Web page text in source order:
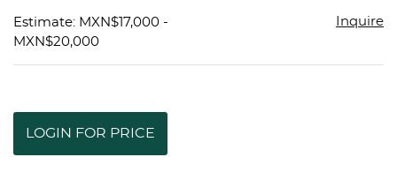
Estimate: MXN$17,000 -
MXN$20,000
Inquire
LOGIN FOR PRICE